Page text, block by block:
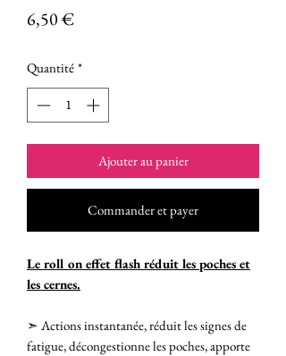
6,50 €Prix
Quantité *
Ajouter au panier
Commander et payer
Le roll on effet flash réduit les poches et
les cernes.
➣ Actions instantanée, réduit les signes de
fatigue, décongestionne les poches, apporte